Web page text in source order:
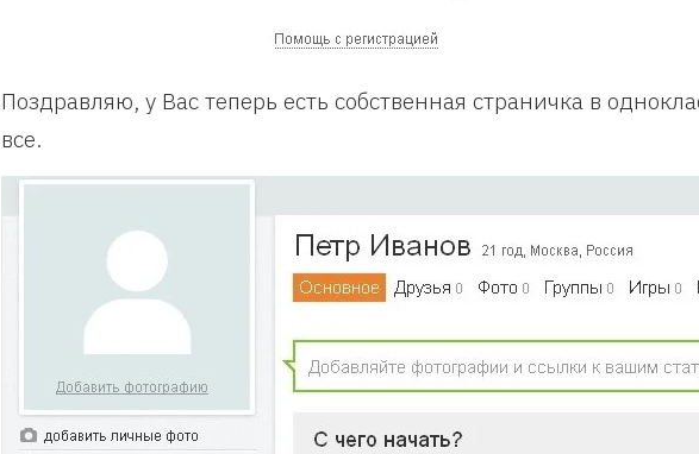
Поздравляю, у Вас теперь есть собственная страничка в
все.